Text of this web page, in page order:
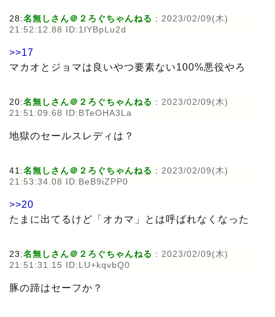
28:名無しさん＠２ろぐちゃんねる : 2023/02/09(木)
21:52:12.88 ID:1lYBpLu2d
>>17
マカオとジョマは良いやつ要素ない100%悪役やろ
20:名無しさん＠２ろぐちゃんねる : 2023/02/09(木)
21:51:09.68 ID:BTeOHA3La
地獄のセールスレディは？
41:名無しさん＠２ろぐちゃんねる : 2023/02/09(木)
21:53:34.08 ID:BeB9iZPP0
>>20
たまに出てるけど「オカマ」とは呼ばれなくなった
23:名無しさん＠２ろぐちゃんねる : 2023/02/09(木)
21:51:31.15 ID:LU+kqvbQ0
豚の蹄はセーフか？